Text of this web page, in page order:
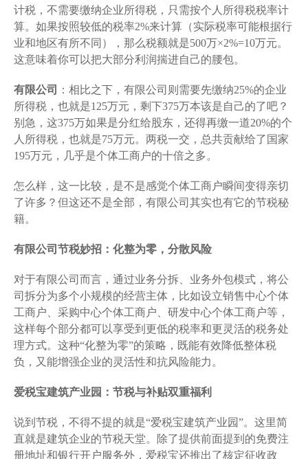
计税，不需要缴纳企业所得税，只需按个人所得税税率计
算。如果按照较低的税率2%来计算（实际税率可能根据行
业和地区有所不同），那么税额就是500万×2%=10万元。
这意味着你可以把大部分利润揣进自己的腰包。
有限公司
：相比之下，有限公司则需要先缴纳25%的企业
所得税，也就是125万元，剩下375万本该是自己的了吧？
别急，这375万如果是分红给股东，还得再缴一道20%的个
人所得税，也就是75万元。两税一交，总共贡献给了国家
195万元，几乎是个体工商户的十倍之多。
怎么样，这一比较，是不是感觉个体工商户瞬间变得亲切
了许多？但这还不是全部，有限公司其实也有它的节税秘
籍。
有限公司节税妙招：化整为零，分散风险
对于有限公司而言，通过业务分拆、业务外包模式，将公
司拆分为多个小规模的经营主体，比如设立销售中心个体
工商户、采购中心个体工商户、研发中心个体工商户等，
这样每个部分都可以享受到更低的税率和更灵活的税务处
理方式。这种“化整为零”的策略，既能有效降低整体税
负，又能增强企业的灵活性和抗风险能力。
爱税宝建筑产业园：节税与补贴双重福利
说到节税，不得不提的就是“爱税宝建筑产业园”。这里简
直就是建筑企业的节税天堂。除了提供前面提到的免费注
册地址和银行开户服务外，爱税宝还推出了核定征收政